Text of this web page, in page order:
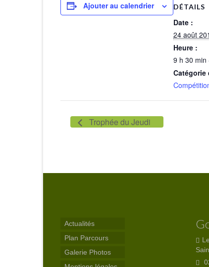
Ajouter au calendrier DÉTAILS
Date :
24 août
Heure :
9 h 30 min
Catégorie
Trophée du Jeudi
Actualités
Plan Parcours
Galerie Photos